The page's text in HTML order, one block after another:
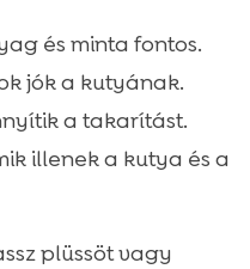
és minta fontos.
jók a kutyának.
a takarítást.
illenek a kutya és a
plüssöt vagy